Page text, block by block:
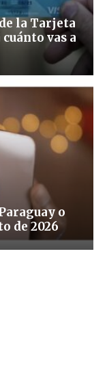
la Tarjeta
vas a
o
de 2026